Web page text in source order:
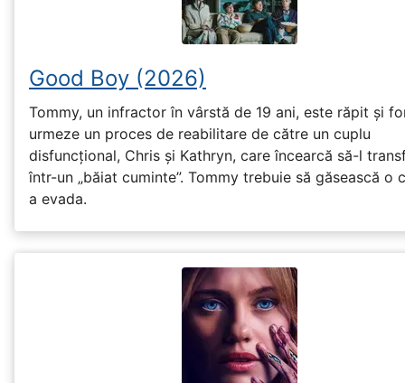
Good Boy (2026)
Tommy, un infractor în vârstă de 19 ani, este răpit și
urmeze un proces de reabilitare de către un cuplu
disfuncțional, Chris și Kathryn, care încearcă să-l
într-un „băiat cuminte”. Tommy trebuie să găsească o
a evada.